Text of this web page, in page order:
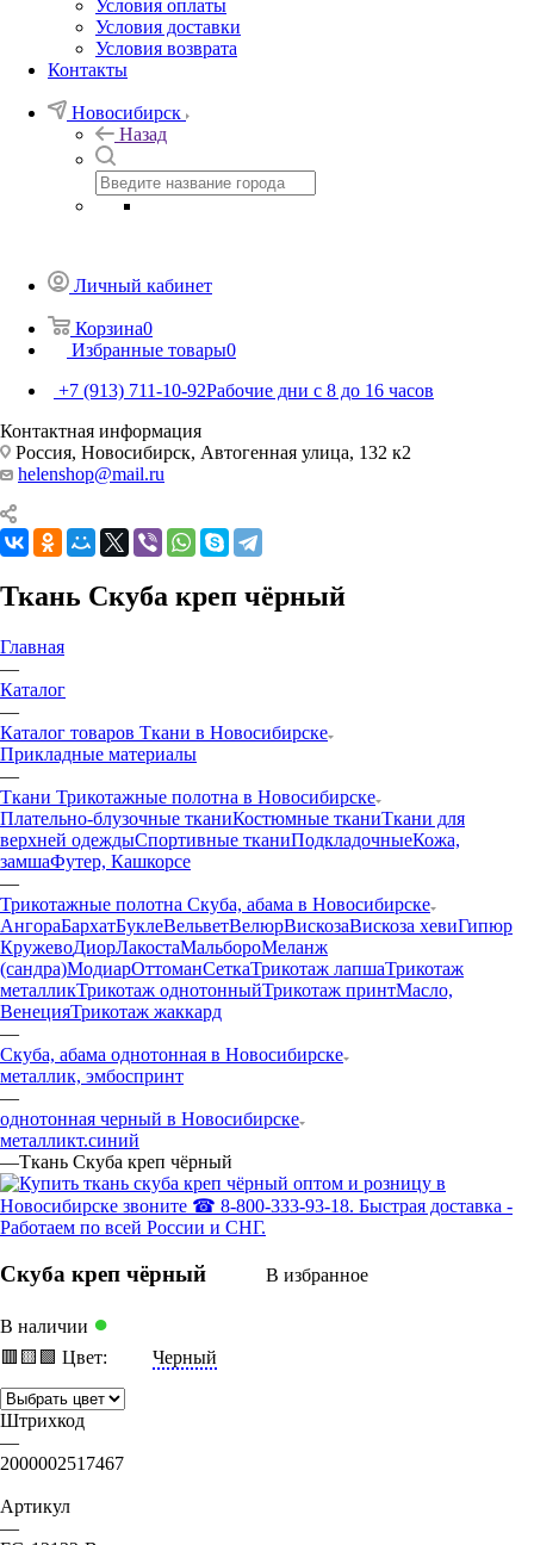
Условия оплаты
Условия доставки
Условия возврата
Контакты
Новосибирск
Назад
Личный кабинет
Корзина0
Избранные товары0
+7 (913) 711-10-92Рабочие дни с 8 до 16 часов
Контактная информация
Россия, Новосибирск, Автогенная улица, 132 к2
helenshop@mail.ru
Ткань Скуба креп чёрный
Главная
—
Каталог
—
Каталог товаров Ткани в Новосибирске
Прикладные материалы
—
Ткани Трикотажные полотна в Новосибирске
Плательно-блузочные тканиКостюмные тканиТкани для
верхней одеждыСпортивные тканиПодкладочныеКожа,
замшаФутер, Кашкорсе
—
Трикотажные полотна Скуба, абама в Новосибирске
АнгораБархатБуклеВельветВелюрВискозаВискоза хевиГипюр
КружевоДиорЛакостаМальбороМеланж
(сандра)МодиарОттоманСеткаТрикотаж лапшаТрикотаж
металликТрикотаж однотонныйТрикотаж принтМасло,
ВенецияТрикотаж жаккард
—
Скуба, абама однотонная в Новосибирске
металлик, эмбоспринт
—
однотонная черный в Новосибирске
металликт.синий
—Ткань Скуба креп чёрный
Скуба креп чёрный В избранное
В наличии ●
🟥 🟨 🟩 Цвет: Черный
Штрихкод
—
2000002517467
Артикул
—